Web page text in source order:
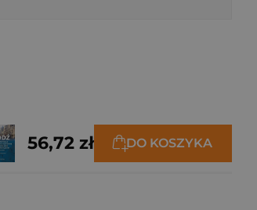
56,72 zł DO KOSZYKA